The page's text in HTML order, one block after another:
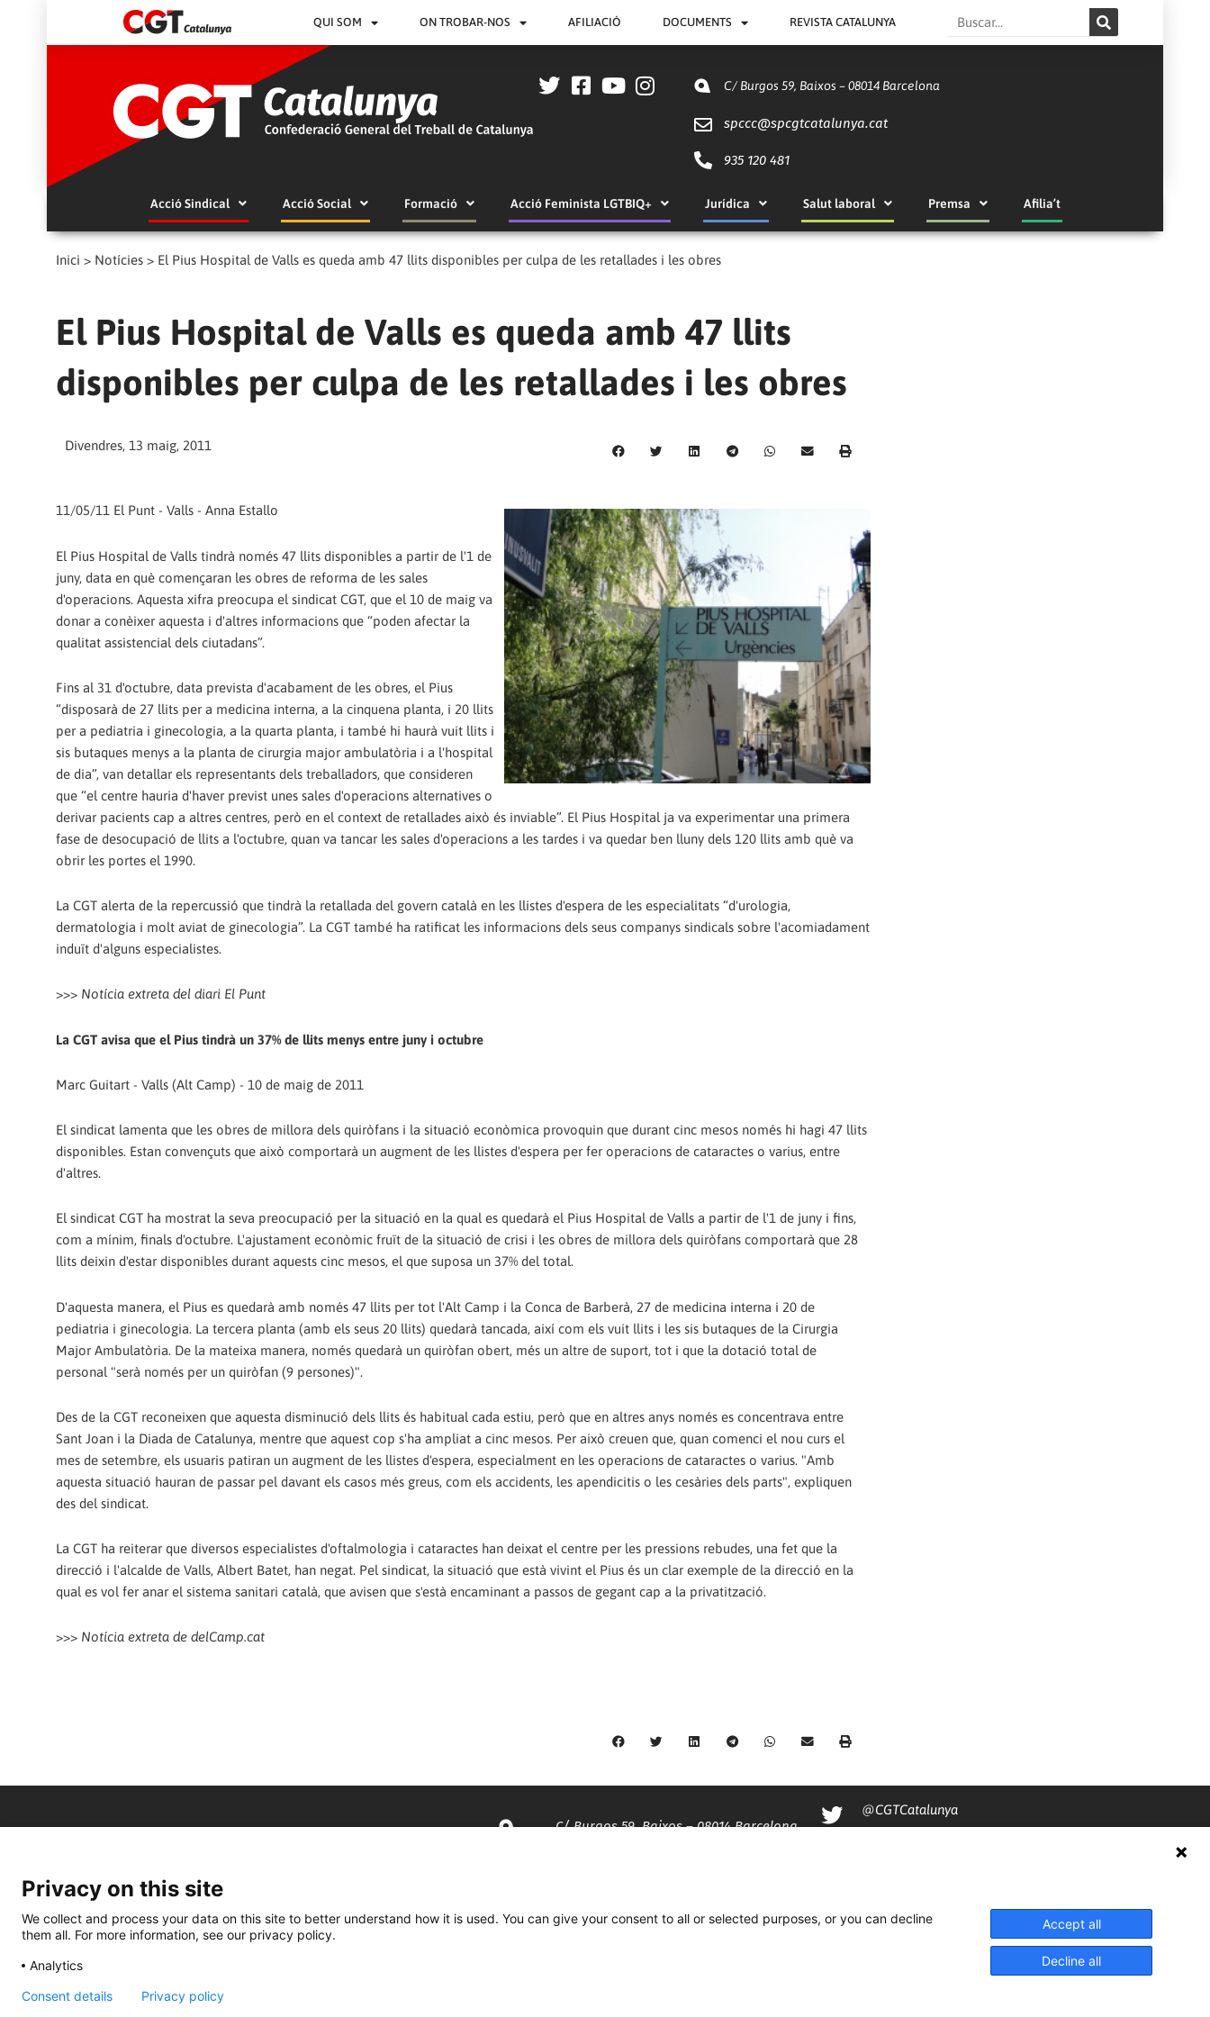
QUI SOM ON TROBAR-NOS AFILIACIÓ DOCUMENTS REVISTA CATALUNYA Search
C/ Burgos 59, Baixos – 08014 Barcelona
spccc@spcgtcatalunya.cat
935 120 481
Acció Sindical Acció Social Formació Acció Feminista LGTBIQ+ Jurídica Salut laboral Premsa Afilia’t
Inici > Notícies > El Pius Hospital de Valls es queda amb 47 llits disponibles per culpa de les retallades i les obres
El Pius Hospital de Valls es queda amb 47 llits
disponibles per culpa de les retallades i les obres
Divendres, 13 maig, 2011
11/05/11 El Punt - Valls - Anna Estallo
El Pius Hospital de Valls tindrà només 47 llits disponibles a partir de l'1 de
juny, data en què començaran les obres de reforma de les sales
d'operacions. Aquesta xifra preocupa el sindicat CGT, que el 10 de maig va
donar a conèixer aquesta i d'altres informacions que “poden afectar la
qualitat assistencial dels ciutadans”.
Fins al 31 d'octubre, data prevista d'acabament de les obres, el Pius
“disposarà de 27 llits per a medicina interna, a la cinquena planta, i 20 llits
per a pediatria i ginecologia, a la quarta planta, i també hi haurà vuit llits i
sis butaques menys a la planta de cirurgia major ambulatòria i a l'hospital
de dia”, van detallar els representants dels treballadors, que consideren
que “el centre hauria d'haver previst unes sales d'operacions alternatives o
derivar pacients cap a altres centres, però en el context de retallades això és inviable”. El Pius Hospital ja va experimentar una primera
fase de desocupació de llits a l'octubre, quan va tancar les sales d'operacions a les tardes i va quedar ben lluny dels 120 llits amb què va
obrir les portes el 1990.
La CGT alerta de la repercussió que tindrà la retallada del govern català en les llistes d'espera de les especialitats “d'urologia,
dermatologia i molt aviat de ginecologia”. La CGT també ha ratificat les informacions dels seus companys sindicals sobre l'acomiadament
induït d'alguns especialistes.
>>> Notícia extreta del diari El Punt
La CGT avisa que el Pius tindrà un 37% de llits menys entre juny i octubre
Marc Guitart - Valls (Alt Camp) - 10 de maig de 2011
El sindicat lamenta que les obres de millora dels quiròfans i la situació econòmica provoquin que durant cinc mesos només hi hagi 47 llits
disponibles. Estan convençuts que això comportarà un augment de les llistes d'espera per fer operacions de cataractes o varius, entre
d'altres.
El sindicat CGT ha mostrat la seva preocupació per la situació en la qual es quedarà el Pius Hospital de Valls a partir de l'1 de juny i fins,
com a mínim, finals d'octubre. L'ajustament econòmic fruït de la situació de crisi i les obres de millora dels quiròfans comportarà que 28
llits deixin d'estar disponibles durant aquests cinc mesos, el que suposa un 37% del total.
D'aquesta manera, el Pius es quedarà amb només 47 llits per tot l'Alt Camp i la Conca de Barberà, 27 de medicina interna i 20 de
pediatria i ginecologia. La tercera planta (amb els seus 20 llits) quedarà tancada, així com els vuit llits i les sis butaques de la Cirurgia
Major Ambulatòria. De la mateixa manera, només quedarà un quiròfan obert, més un altre de suport, tot i que la dotació total de
personal "serà només per un quiròfan (9 persones)".
Des de la CGT reconeixen que aquesta disminució dels llits és habitual cada estiu, però que en altres anys només es concentrava entre
Sant Joan i la Diada de Catalunya, mentre que aquest cop s'ha ampliat a cinc mesos. Per això creuen que, quan comenci el nou curs el
mes de setembre, els usuaris patiran un augment de les llistes d'espera, especialment en les operacions de cataractes o varius. "Amb
aquesta situació hauran de passar pel davant els casos més greus, com els accidents, les apendicitis o les cesàries dels parts", expliquen
des del sindicat.
La CGT ha reiterar que diversos especialistes d'oftalmologia i cataractes han deixat el centre per les pressions rebudes, una fet que la
direcció i l'alcalde de Valls, Albert Batet, han negat. Pel sindicat, la situació que està vivint el Pius és un clar exemple de la direcció en la
qual es vol fer anar el sistema sanitari català, que avisen que s'està encaminant a passos de gegant cap a la privatització.
>>> Notícia extreta de delCamp.cat
C/ Burgos 59, Baixos – 08014 Barcelona
@CGTCatalunya
cgtcatalunya
Privacy on this site
We collect and process your data on this site to better understand how it is used. You can give your consent to all or selected purposes, or you can decline
them all. For more information, see our privacy policy.
Analytics
Accept all
Decline all
Consent details Privacy policy